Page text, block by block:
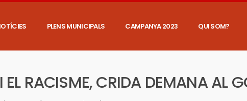
PLENS MUNICIPALS CAMPANYA 2023 QUI SOM?
EL RACISME, CRIDA DEMANA AL